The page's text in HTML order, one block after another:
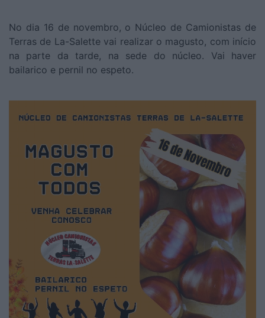
No dia 16 de novembro, o Núcleo de Camionistas de
Terras de La-Salette vai realizar o magusto, com início
na parte da tarde, na sede do núcleo. Vai haver
bailarico e pernil no espeto.